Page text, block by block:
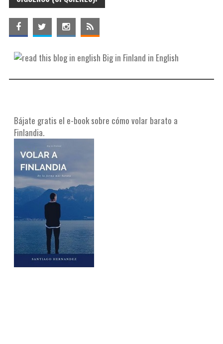
Big in Finland in English
Bájate gratis el e-book sobre cómo volar barato a
Finlandia.